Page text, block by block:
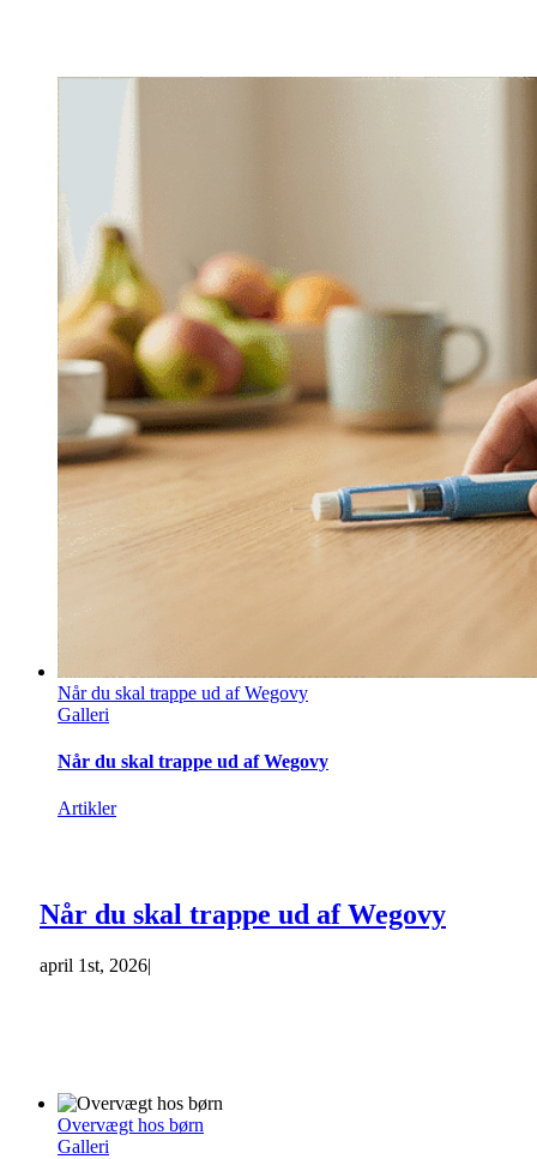
Når du skal trappe ud af Wegovy
Galleri
Når du skal trappe ud af Wegovy
Artikler
Når du skal trappe ud af Wegovy
april 1st, 2026|
Overvægt hos børn
Galleri